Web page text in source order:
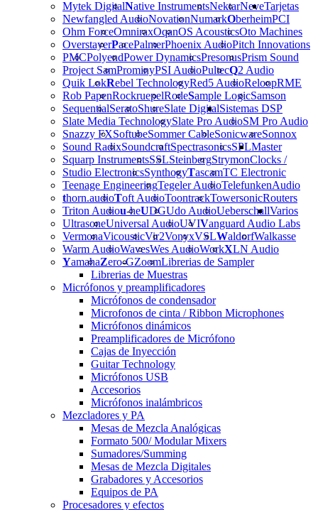
Mytek DigitalNative InstrumentsNektarNeve
Newfangled AudioNovationNumarkOberheim
Ohm ForceOmniraxOqanOS AcousticsOto Machines
OverstayerPacePalmerPhoenix AudioPitch Innovations
PMCPolyendPower DynamicsPresonusPrism Sound
Project SamProminyPSI AudioPultecQ2 Audio
Quik LokRebel TechnologyRed5 AudioReloopRME
Rob PapenRockruepelRodeSample LogicSamson
SequentialSeratoShureSlate Digital
Slate Media TechnologySlate Pro AudioSM Pro Audio
Snazzy FXSoftubeSommer CableSonicwareSonnox
Sound RadixSoundcraftSpectrasonicsSPL
Squarp InstrumentsSSLSteinbergStrymon
Studio ElectronicsSynthogyTascamTC Electronic
Teenage EngineeringTegeler AudioTelefunken
thorn.audioToft AudioToontrackTowersonic
Triton Audiou-heUDGUdo AudioUeberschall
UltrasoneUniversal AudioUVIVanguard Audio Labs
VermonaVicousticVir2VonyxVSLWaldorfWalkasse
Warm AudioWavesWes AudioWorkXLN Audio
YamahaZero-GZoom
Tarjetas
PCI
Sistemas DSP
Master
Clocks /
Audio
Routers
Varios
Librerias de Sampler
Librerias de Muestras
Micrófonos y preamplificadores
Micrófonos de condensador
Microfonos de cinta / Ribbon Microphones
Micrófonos dinámicos
Preamplificadores de Micrófono
Cajas de Inyección
Guitar Technology
Micrófonos USB
Accesorios
Micrófonos inalámbricos
Mezcladores y PA
Mesas de Mezcla Analógicas
Formato 500/ Modular Mixers
Sumadores/Summing
Mesas de Mezcla Digitales
Grabadores y Accesorios
Equipos de PA
Procesadores y efectos